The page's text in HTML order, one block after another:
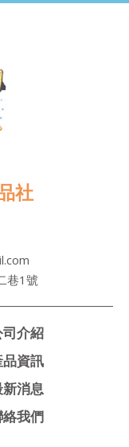
社
巷1號
介紹
品資訊
消息
我們